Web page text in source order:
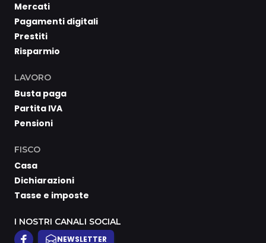
Mercati
Pagamenti digitali
Prestiti
Risparmio
LAVORO
Busta paga
Partita IVA
Pensioni
FISCO
Casa
Dichiarazioni
Tasse e imposte
I NOSTRI CANALI SOCIAL
NEWSLETTER